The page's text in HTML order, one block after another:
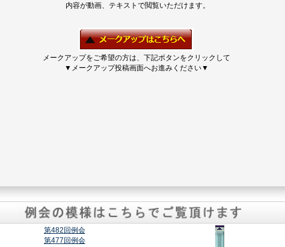
内容が動画、テキストで閲覧いただけます。
メークアップをご希望の方は、下記ボタンをクリックして
▼メークアップ投稿画面へお進みください▼
第482回例会
第477回例会